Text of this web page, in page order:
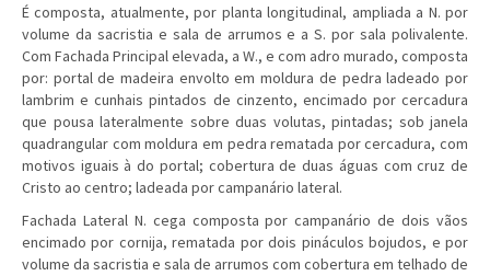
É composta, atualmente, por planta longitudinal, ampliada a N. por
volume da sacristia e sala de arrumos e a S. por sala polivalente.
Com Fachada Principal elevada, a W., e com adro murado, composta
por: portal de madeira envolto em moldura de pedra ladeado por
lambrim e cunhais pintados de cinzento, encimado por cercadura
que pousa lateralmente sobre duas volutas, pintadas; sob janela
quadrangular com moldura em pedra rematada por cercadura, com
motivos iguais à do portal; cobertura de duas águas com cruz de
Cristo ao centro; ladeada por campanário lateral.
Fachada Lateral N. cega composta por campanário de dois vãos
encimado por cornija, rematada por dois pináculos bojudos, e por
volume da sacristia e sala de arrumos com cobertura em telhado de